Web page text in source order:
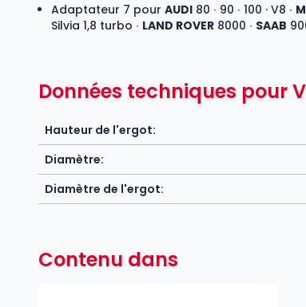
Adaptateur 7 pour AUDI 80 ∙ 90 ∙ 100 · V8 ∙
Silvia 1,8 turbo ∙ LAND ROVER 8000 ∙ SAAB
Données techniques pour
Hauteur de l'ergot:
Diamètre:
Diamètre de l'ergot:
Contenu dans